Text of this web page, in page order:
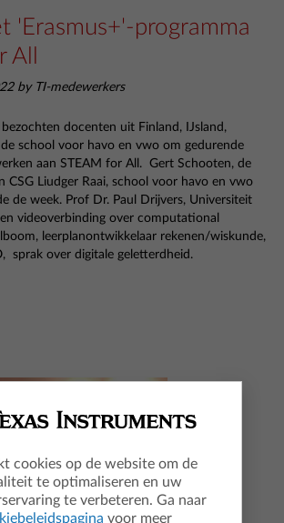
'Erasmus+'-programma
by TI-medewerkers
docenten uit Finland, IJsland,
de school voor havo en vwo om gedurende
aan STEAM for All. Gert Schooten, de
CSG Liudger Raai, school voor havo en vwo
de week. Prof Dr. Paul Drijvers, Universiteit
videoverbinding over computational
leerplanontwikkelaar rekenen/wiskunde,
sprak over digitale geletterdheid.
cookies op de website om de
te optimaliseren en uw
te verbeteren. Ga naar
voor meer